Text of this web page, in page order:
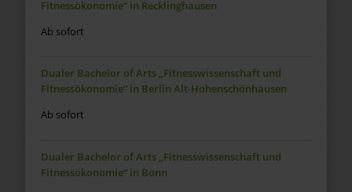
Fitnessökonomie“ in Recklinghausen
Ab sofort
Dualer Bachelor of Arts „Fitnesswissenschaft und
Fitnessökonomie“ in Berlin Alt-Hohenschönhausen
Ab sofort
Dualer Bachelor of Arts „Fitnesswissenschaft und
Fitnessökonomie“ in Bonn